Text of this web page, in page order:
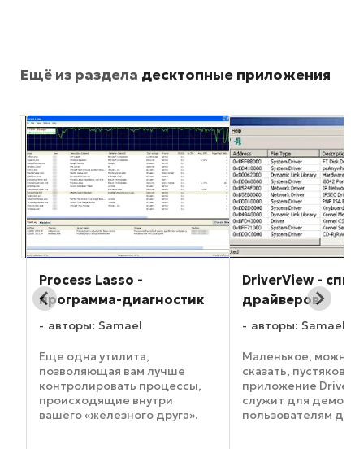
Ещё из раздела десктопные приложения
Process Lasso -
программа-диагностик
авторы: Samael
Еще одна утилита,
позволяющая вам лучше
контролировать процессы,
происходящие внутри
вашего «железного друга».
DriverView -
драйверов
авторы: Samael
Маленькое, можно
сказать, пустяковое
приложение
служит для
пользователям